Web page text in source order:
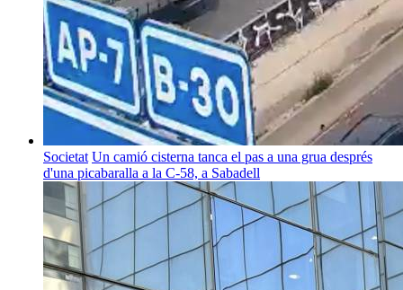
Societat Un camió cisterna tanca el pas a una grua després
d'una picabaralla a la C-58, a Sabadell